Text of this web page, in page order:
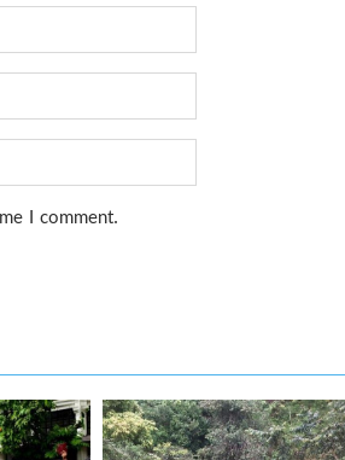
I comment.